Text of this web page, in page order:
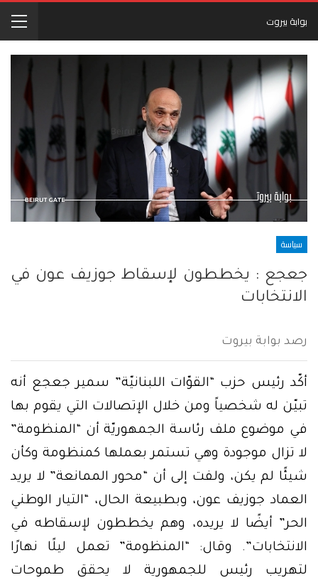
بوابة بيروت
سياسة
جعجع : يخططون لإسقاط جوزيف عون في
الانتخابات
رصد بوابة بيروت
أكّد رئيس حزب “القوّات اللبنانيّة” سمير جعجع أنه
تبيّن له شخصياً ومن خلال الإتصالات التي يقوم بها
في موضوع ملف رئاسة الجمهوريّة أن “المنظومة”
لا تزال موجودة وهي تستمر بعملها كمنظومة وكأن
شيئًا لم يكن، ولفت إلى أن “محور الممانعة” لا يريد
العماد جوزيف عون، وبطبيعة الحال، “التيار الوطني
الحر” أيضًا لا يريده، وهم يخططون لإسقاطه في
الانتخابات”. وقال: “المنظومة” تعمل ليلًا نهارًا
لتهريب رئيس للجمهورية لا يحقق طموحات